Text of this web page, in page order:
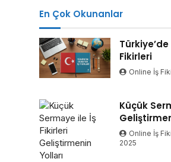
En Çok Okunanlar
Fikirleri
Online İş
Küçük
Online İş
2025